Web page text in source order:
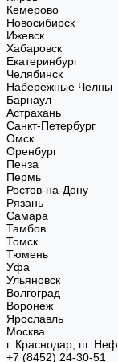
Кемерово
Новосибирск
Ижевск
Хабаровск
Екатеринбург
Челябинск
Набережные Челны
Барнаул
Астрахань
Санкт-Петербург
Омск
Оренбург
Пенза
Пермь
Ростов-на-Дону
Рязань
Самара
Тамбов
Томск
Тюмень
Уфа
Ульяновск
Волгоград
Воронеж
Ярославль
Москва
г. Краснодар, ш.
+7 (8452) 24-30-51